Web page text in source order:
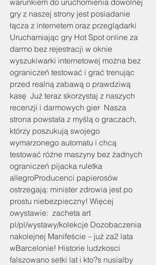
warunkiem do uruchomienia dowolnej
gry z naszej strony jest posiadanie
łącza z internetem oraz przeglądarki
Uruchamiając gry Hot Spot online za
darmo bez rejestracji w oknie
wyszukiwarki internetowej można bez
ograniczeń testować i grać trenując
przed realną zabawą o prawdziwą
kasę  Już teraz skorzystaj z naszych
recenzji i darmowych gier  Nasza
strona powstała z myślą o graczach,
którzy poszukują swojego
wymarzonego automatu i chcą
testować różne maszyny bez żadnych
ograniczeń pijacka ruletka
allegroProducenci papierosów
ostrzegają: minister zdrowia jest po
prostu niebezpieczny! Więcej
owystawie:  zacheta art
pl/pl/wystawy/kolekcje Dozobaczenia
nakolejnej Manifeście – już za2 lata
wBarcelonie! Historie ludzkosci
falszowano setki lat i kto?s nusialby